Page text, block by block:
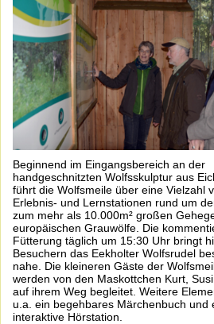
Beginnend im Eingangsbereich an der
handgeschnitzten Wolfsskulptur aus
führt die Wolfsmeile über eine Vielzahl
Erlebnis- und Lernstationen rund um
zum mehr als 10.000m² großen
europäischen Grauwölfe. Die
Fütterung täglich um 15:30 Uhr bringt
Besuchern das Eekholter Wolfsrudel
nahe. Die kleineren Gäste der
werden von den Maskottchen Kurt,
auf ihrem Weg begleitet. Weitere
u.a. ein begehbares Märchenbuch und
interaktive Hörstation.